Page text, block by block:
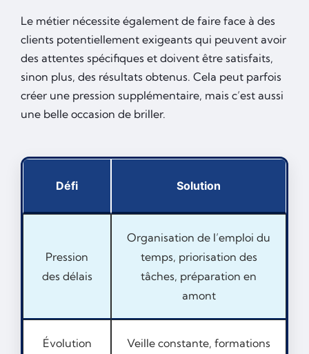
Le métier nécessite également de faire face à des
clients potentiellement exigeants qui peuvent avoir
des attentes spécifiques et doivent être satisfaits,
sinon plus, des résultats obtenus. Cela peut parfois
créer une pression supplémentaire, mais c’est aussi
une belle occasion de briller.
Défi Solution
Pression
des délais
Organisation de l’emploi du
temps, priorisation des
tâches, préparation en
amont
Évolution
Veille constante, formations